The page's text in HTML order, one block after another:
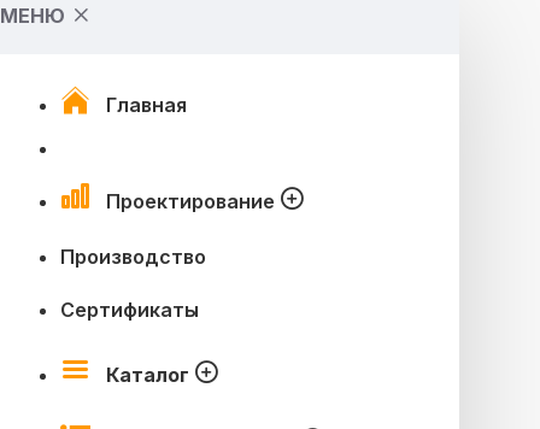
МЕНЮ
Главная
Проектирование
Производство
Сертификаты
Каталог